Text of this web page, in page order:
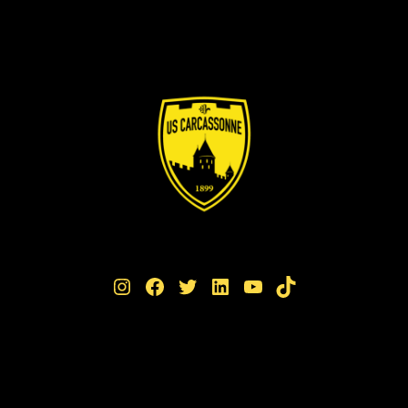
Instagram Facebook Twitter LinkedIn YouTube TikTok